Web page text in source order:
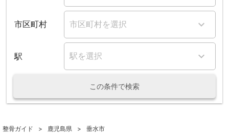
市区町村
駅
この条件で検索
整骨ガイド 鹿児島県 垂水市